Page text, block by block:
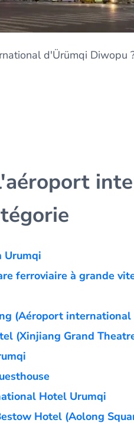
d'Ürümqi Diwopu
Urumqi
ferroviaire à grande
(Aéroport international
(Xinjiang Grand
Hotel Urumqi
Hotel (Aolong